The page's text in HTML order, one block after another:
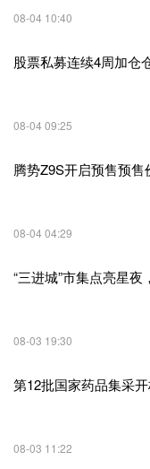
08-04 10:40
股票私募连续4周加仓
08-04 09:25
腾势Z9S开启预售预售
08-04 04:29
“三进城”市集点亮星夜
08-03 19:30
第12批国家药品集采
08-03 11:22